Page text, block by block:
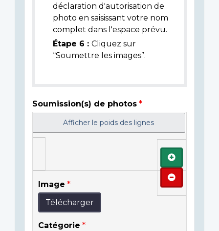
déclaration d'autorisation de
photo en saisissant votre nom
complet dans l'espace prévu.
Étape 6 : Cliquez sur
“Soumettre les images”.
Soumission(s) de photos
Afficher le poids des lignes
Image
Télécharger
Catégorie
Ajouter
Retirer